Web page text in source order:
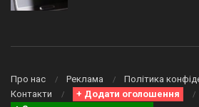
Про нас Реклама
Політика
Контакти
+ Додати оголошення